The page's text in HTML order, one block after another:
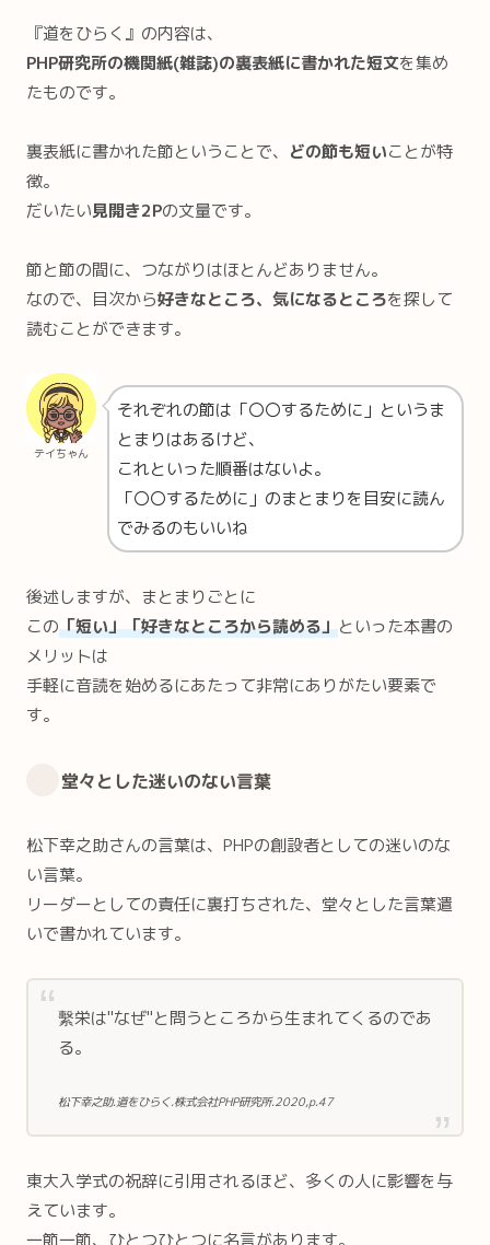
『道をひらく』の内容は、
PHP研究所の機関紙(雑誌)の裏表紙に書かれた短文を集め
たものです。
裏表紙に書かれた節ということで、 どの節も短いことが特
徴。
だいたい見開き2Pの文量です。
節と節の間に、つながりはほとんどありません。
なので、目次から好きなところ、気になるところを探して
読むことができます。
テイちゃん
それぞれの節は「〇〇するために」というま
とまりはあるけど、
これといった順番はないよ。
「〇〇するために」のまとまりを目安に読ん
でみるのもいいね
後述しますが、まとまりごとに
この「短い」「好きなところから読める」といった本書の
メリットは
手軽に音読を始めるにあたって非常にありがたい要素で
す。
堂々とした迷いのない言葉
松下幸之助さんの言葉は、PHPの創設者としての迷いのな
い言葉。
リーダーとしての責任に裏打ちされた、堂々とした言葉遣
いで書かれています。
繫栄は"なぜ"と問うところから生まれてくるのであ
る。
松下幸之助.道をひらく.株式会社PHP研究所.2020,p.47
東大入学式の祝辞に引用されるほど、多くの人に影響を与
えています。
一節一節、ひとつひとつに名言があります。